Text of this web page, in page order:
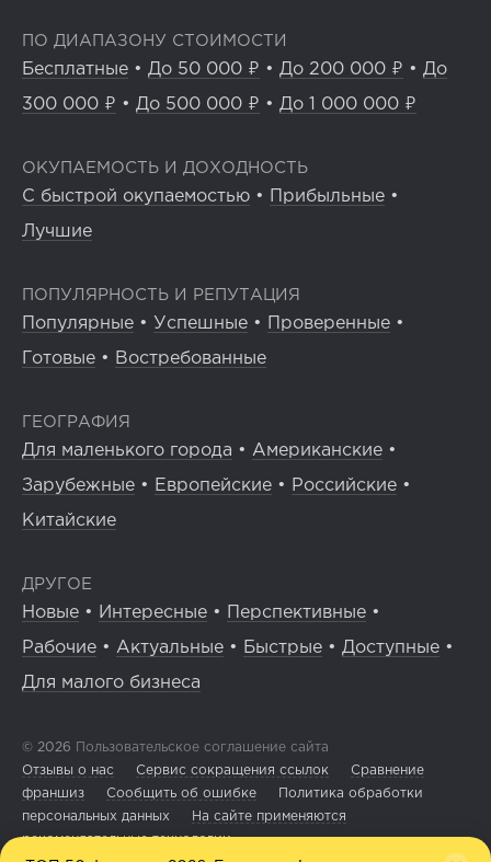
ПО ДИАПАЗОНУ СТОИМОСТИ
Бесплатные • До 50 000 ₽ • До 200 000 ₽ • До
300 000 ₽ • До 500 000 ₽ • До 1 000 000 ₽
ОКУПАЕМОСТЬ И ДОХОДНОСТЬ
С быстрой окупаемостью • Прибыльные •
Лучшие
ПОПУЛЯРНОСТЬ И РЕПУТАЦИЯ
Популярные • Успешные • Проверенные •
Готовые • Востребованные
ГЕОГРАФИЯ
Для маленького города • Американские •
Зарубежные • Европейские • Российские •
Китайские
ДРУГОЕ
Новые • Интересные • Перспективные •
Рабочие • Актуальные • Быстрые • Доступные •
Для малого бизнеса
© 2026 Пользовательское соглашение сайта
Отзывы о нас
Сервис сокращения ссылок
Сравнение
франшиз
Сообщить об ошибке
Политика обработки
персональных данных
На сайте применяются
рекомендательные технологии